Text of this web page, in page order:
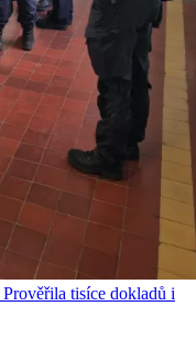
tisíce dokladů i